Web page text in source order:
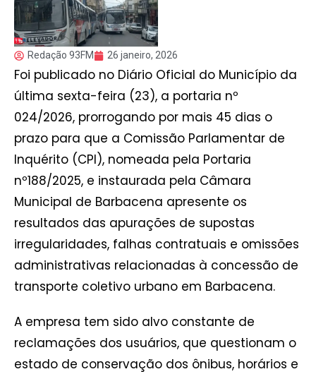
Redação 93FM 26 janeiro, 2026
Foi publicado no Diário Oficial do Município da
última sexta-feira (23), a portaria nº
024/2026, prorrogando por mais 45 dias o
prazo para que a Comissão Parlamentar de
Inquérito (CPI), nomeada pela Portaria
nº188/2025, e instaurada pela Câmara
Municipal de Barbacena apresente os
resultados das apurações de supostas
irregularidades, falhas contratuais e omissões
administrativas relacionadas à concessão de
transporte coletivo urbano em Barbacena.
A empresa tem sido alvo constante de
reclamações dos usuários, que questionam o
estado de conservação dos ônibus, horários e